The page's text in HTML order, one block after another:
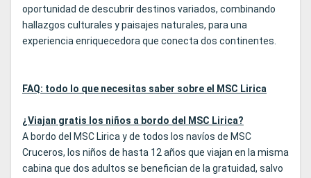
oportunidad de descubrir destinos variados, combinando
hallazgos culturales y paisajes naturales, para una
experiencia enriquecedora que conecta dos continentes.
FAQ: todo lo que necesitas saber sobre el MSC Lirica
¿Viajan gratis los niños a bordo del MSC Lirica?
A bordo del MSC Lirica y de todos los navíos de MSC
Cruceros, los niños de hasta 12 años que viajan en la misma
cabina que dos adultos se benefician de la gratuidad, salvo